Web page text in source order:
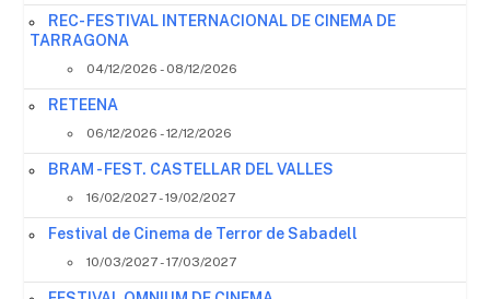
REC- FESTIVAL INTERNACIONAL DE CINEMA DE
TARRAGONA
04/12/2026 - 08/12/2026
RETEENA
06/12/2026 - 12/12/2026
BRAM - FEST. CASTELLAR DEL VALLES
16/02/2027 - 19/02/2027
Festival de Cinema de Terror de Sabadell
10/03/2027 - 17/03/2027